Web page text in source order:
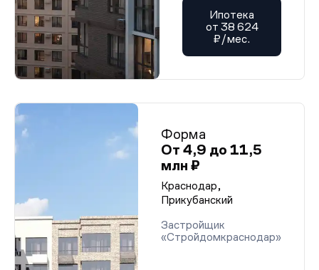
Ипотека
от 38 624
₽/мес.
Форма
От 4,9 до 11,5
млн ₽
Краснодар,
Прикубанский
Застройщик
«Стройдомкраснодар»